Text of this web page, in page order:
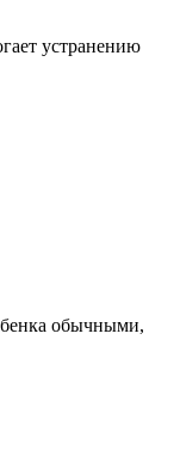
устранению
обычными,